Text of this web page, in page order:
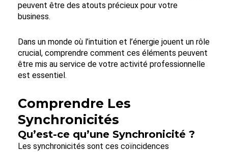
peuvent être des atouts précieux pour votre
business.
Dans un monde où l’intuition et l’énergie jouent un rôle
crucial, comprendre comment ces éléments peuvent
être mis au service de votre activité professionnelle
est essentiel.
Comprendre Les
Synchronicités
Qu’est-ce qu’une Synchronicité ?
Les synchronicités sont ces coïncidences